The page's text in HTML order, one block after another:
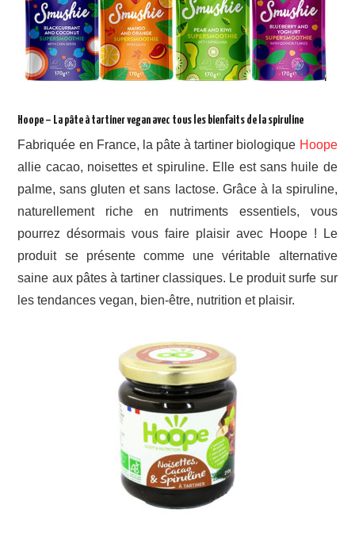
Hoope – La pâte à tartiner vegan avec tous les bienfaits de la spiruline
Fabriquée en France, la pâte à tartiner biologique Hoope
allie cacao, noisettes et spiruline. Elle est sans huile de
palme, sans gluten et sans lactose. Grâce à la spiruline,
naturellement riche en nutriments essentiels, vous
pourrez désormais vous faire plaisir avec Hoope ! Le
produit se présente comme une véritable alternative
saine aux pâtes à tartiner classiques. Le produit surfe sur
les tendances vegan, bien-être, nutrition et plaisir.